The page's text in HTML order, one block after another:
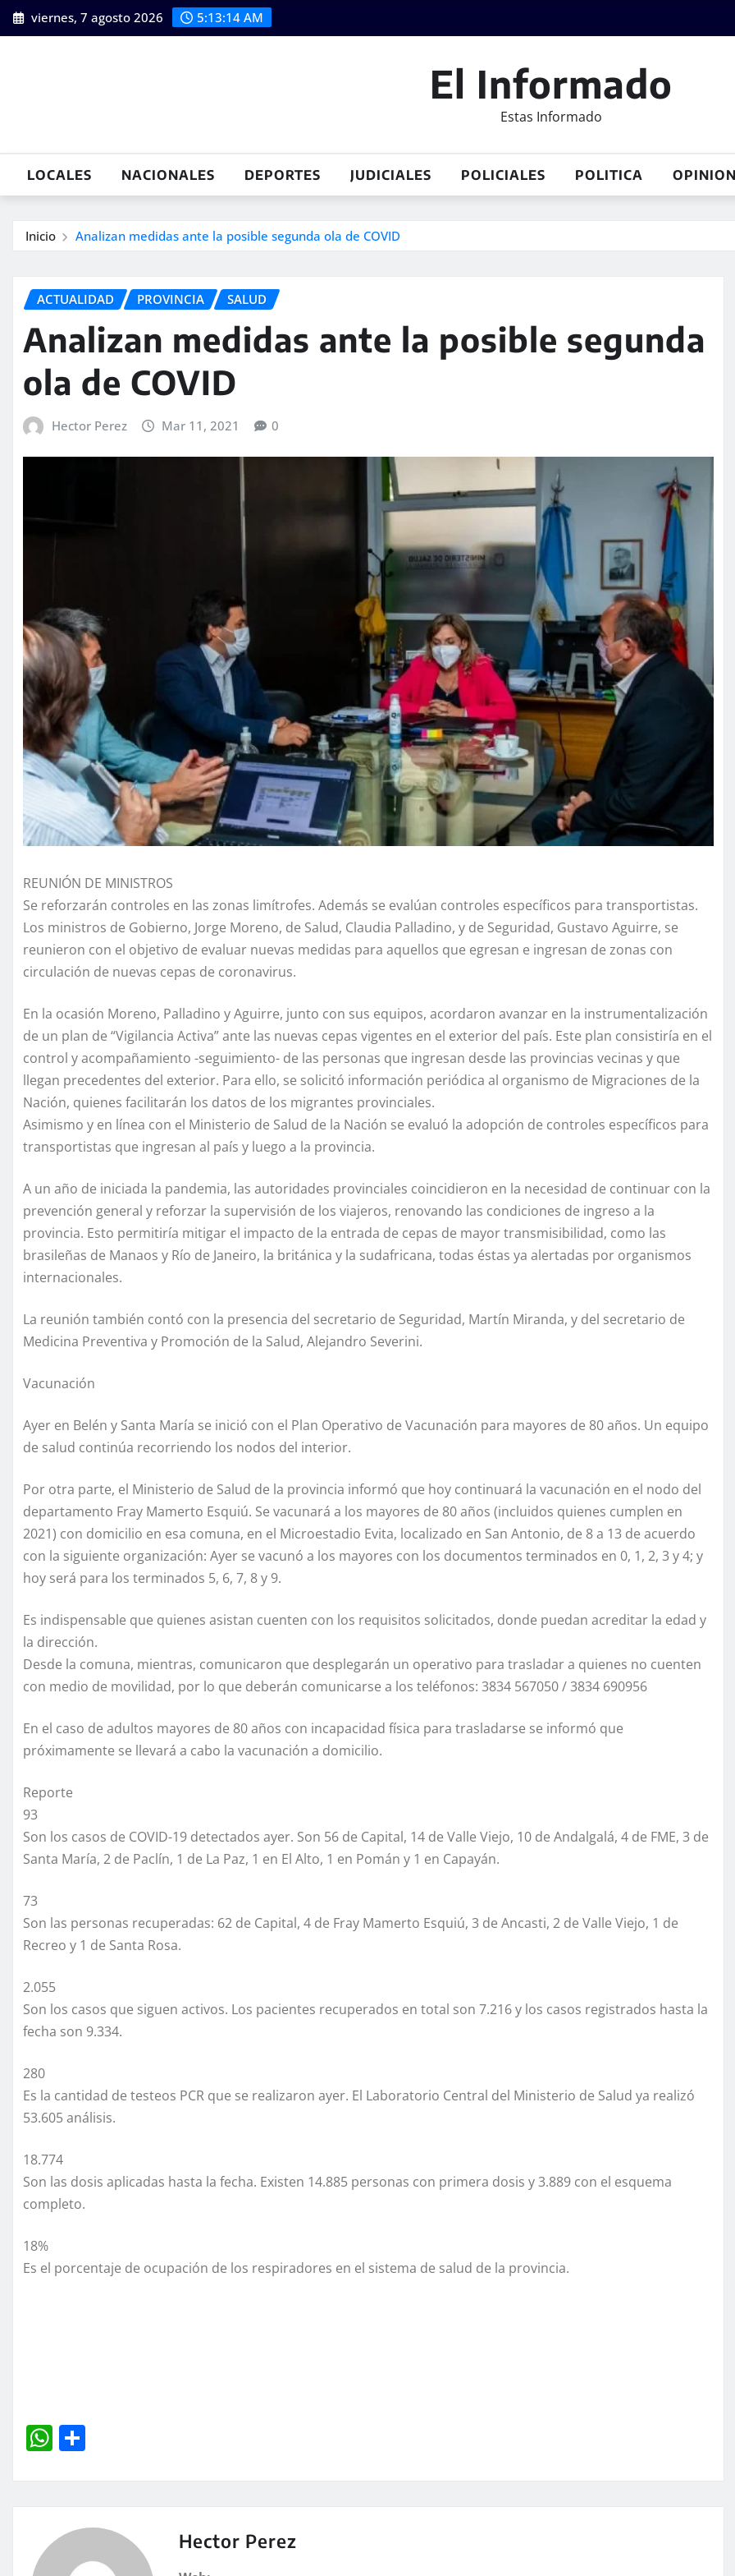
Saltar
al
viernes, 7 agosto 2026 5:13:15 AM
El Informado
Estas Informado
LOCALES NACIONALES DEPORTES JUDICIALES POLICIALES POLITICA OPINION
Inicio Analizan medidas ante la posible segunda ola de COVID
ACTUALIDAD PROVINCIA SALUD
Analizan medidas ante la posible segunda
ola de COVID
Hector Perez Mar 11, 2021 0
REUNIÓN DE MINISTROS
Se reforzarán controles en las zonas limítrofes. Además se evalúan controles específicos para transportistas.
Los ministros de Gobierno, Jorge Moreno, de Salud, Claudia Palladino, y de Seguridad, Gustavo Aguirre, se
reunieron con el objetivo de evaluar nuevas medidas para aquellos que egresan e ingresan de zonas con
circulación de nuevas cepas de coronavirus.
En la ocasión Moreno, Palladino y Aguirre, junto con sus equipos, acordaron avanzar en la instrumentalización
de un plan de “Vigilancia Activa” ante las nuevas cepas vigentes en el exterior del país. Este plan consistiría en el
control y acompañamiento -seguimiento- de las personas que ingresan desde las provincias vecinas y que
llegan precedentes del exterior. Para ello, se solicitó información periódica al organismo de Migraciones de la
Nación, quienes facilitarán los datos de los migrantes provinciales.
Asimismo y en línea con el Ministerio de Salud de la Nación se evaluó la adopción de controles específicos para
transportistas que ingresan al país y luego a la provincia.
A un año de iniciada la pandemia, las autoridades provinciales coincidieron en la necesidad de continuar con la
prevención general y reforzar la supervisión de los viajeros, renovando las condiciones de ingreso a la
provincia. Esto permitiría mitigar el impacto de la entrada de cepas de mayor transmisibilidad, como las
brasileñas de Manaos y Río de Janeiro, la británica y la sudafricana, todas éstas ya alertadas por organismos
internacionales.
La reunión también contó con la presencia del secretario de Seguridad, Martín Miranda, y del secretario de
Medicina Preventiva y Promoción de la Salud, Alejandro Severini.
Vacunación
Ayer en Belén y Santa María se inició con el Plan Operativo de Vacunación para mayores de 80 años. Un equipo
de salud continúa recorriendo los nodos del interior.
Por otra parte, el Ministerio de Salud de la provincia informó que hoy continuará la vacunación en el nodo del
departamento Fray Mamerto Esquiú. Se vacunará a los mayores de 80 años (incluidos quienes cumplen en
2021) con domicilio en esa comuna, en el Microestadio Evita, localizado en San Antonio, de 8 a 13 de acuerdo
con la siguiente organización: Ayer se vacunó a los mayores con los documentos terminados en 0, 1, 2, 3 y 4; y
hoy será para los terminados 5, 6, 7, 8 y 9.
Es indispensable que quienes asistan cuenten con los requisitos solicitados, donde puedan acreditar la edad y
la dirección.
Desde la comuna, mientras, comunicaron que desplegarán un operativo para trasladar a quienes no cuenten
con medio de movilidad, por lo que deberán comunicarse a los teléfonos: 3834 567050 / 3834 690956
En el caso de adultos mayores de 80 años con incapacidad física para trasladarse se informó que
próximamente se llevará a cabo la vacunación a domicilio.
Reporte
93
Son los casos de COVID-19 detectados ayer. Son 56 de Capital, 14 de Valle Viejo, 10 de Andalgalá, 4 de FME, 3 de
Santa María, 2 de Paclín, 1 de La Paz, 1 en El Alto, 1 en Pomán y 1 en Capayán.
73
Son las personas recuperadas: 62 de Capital, 4 de Fray Mamerto Esquiú, 3 de Ancasti, 2 de Valle Viejo, 1 de
Recreo y 1 de Santa Rosa.
2.055
Son los casos que siguen activos. Los pacientes recuperados en total son 7.216 y los casos registrados hasta la
fecha son 9.334.
280
Es la cantidad de testeos PCR que se realizaron ayer. El Laboratorio Central del Ministerio de Salud ya realizó
53.605 análisis.
18.774
Son las dosis aplicadas hasta la fecha. Existen 14.885 personas con primera dosis y 3.889 con el esquema
completo.
18%
Es el porcentaje de ocupación de los respiradores en el sistema de salud de la provincia.
W
A
rt
Hector Perez